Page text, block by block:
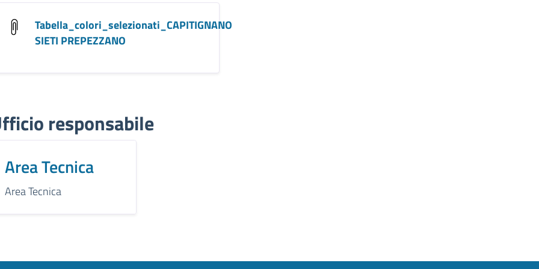
Tabella_colori_selezionati_CAPITIGNANO
SIETI PREPEZZANO
responsabile
Area Tecnica
Area Tecnica